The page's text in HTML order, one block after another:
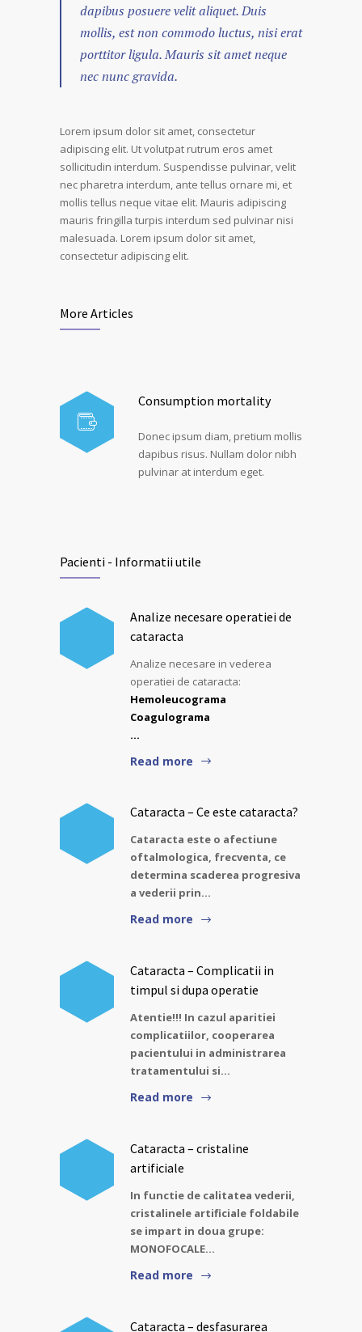
dapibus posuere velit aliquet. Duis
mollis, est non commodo luctus, nisi erat
porttitor ligula. Mauris sit amet neque
nec nunc gravida.
Lorem ipsum dolor sit amet, consectetur
adipiscing elit. Ut volutpat rutrum eros amet
sollicitudin interdum. Suspendisse pulvinar, velit
nec pharetra interdum, ante tellus ornare mi, et
mollis tellus neque vitae elit. Mauris adipiscing
mauris fringilla turpis interdum sed pulvinar nisi
malesuada. Lorem ipsum dolor sit amet,
consectetur adipiscing elit.
More Articles
Consumption mortality
Donec ipsum diam, pretium mollis
dapibus risus. Nullam dolor nibh
pulvinar at interdum eget.
Pacienti - Informatii utile
Analize necesare operatiei de
cataracta
Analize necesare in vederea
operatiei de cataracta:
Hemoleucograma
Coagulograma
…
Read more
Cataracta – Ce este cataracta?
Cataracta este o afectiune
oftalmologica, frecventa, ce
determina scaderea progresiva
a vederii prin…
Read more
Cataracta – Complicatii in
timpul si dupa operatie
Atentie!!! In cazul aparitiei
complicatiilor, cooperarea
pacientului in administrarea
tratamentului si…
Read more
Cataracta – cristaline
artificiale
In functie de calitatea vederii,
cristalinele artificiale foldabile
se impart in doua grupe:
MONOFOCALE…
Read more
Cataracta – desfasurarea